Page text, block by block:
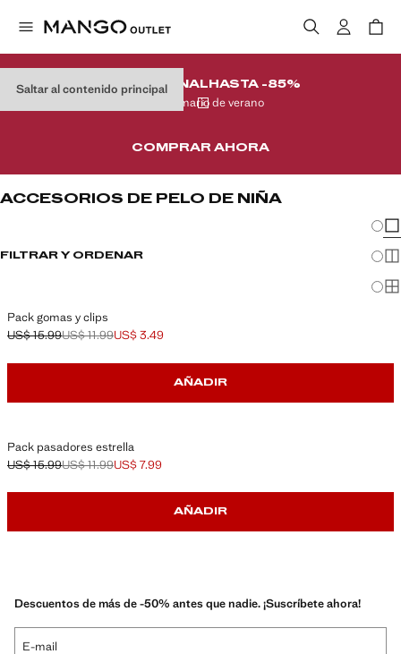
Saltar al contenido principal
REMATE FINAL HASTA -85%
En tu armario de verano
COMPRAR AHORA
ACCESORIOS DE PELO DE NIÑA
FILTRAR Y ORDENAR
Pack gomas y clips
Precio inicial tachado [US$ 15.99 ]
US$ 15.99
Segundo precio tachado [US$ 11.99 ]
US$ 11.99
Precio actual [US$ 3.49 ]US$ 3.49
AÑADIR
Pack pasadores estrella
Precio inicial tachado [US$ 15.99 ]
US$ 15.99
Segundo precio tachado [US$ 11.99 ]
US$ 11.99
Precio actual [US$ 7.99 ]US$ 7.99
AÑADIR
Descuentos de más de -50% antes que nadie. ¡Suscríbete ahora!
E-mail